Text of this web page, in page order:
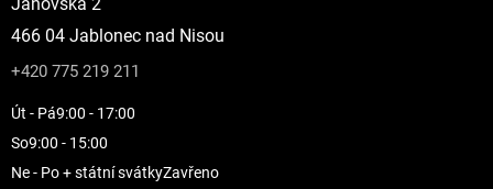
466 04 Jablonec nad Nisou
+420 775 219 211
Út - Pá9:00 - 17:00
So9:00 - 15:00
Ne - Po + státní svátkyZavřeno